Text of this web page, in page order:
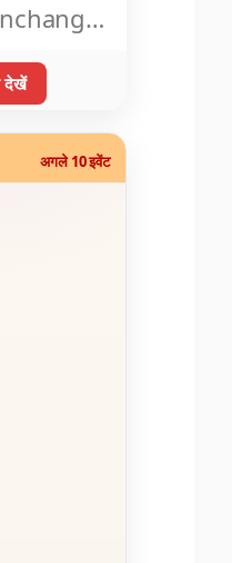
देखें
अगले 10 इवेंट